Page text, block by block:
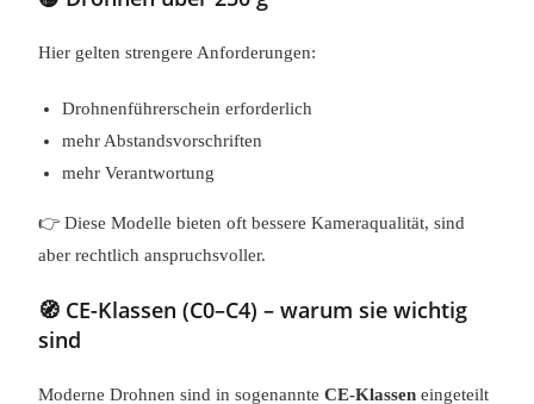
Hier gelten strengere Anforderungen:
Drohnenführerschein erforderlich
mehr Abstandsvorschriften
mehr Verantwortung
👉 Diese Modelle bieten oft bessere Kameraqualität, sind
aber rechtlich anspruchsvoller.
🧭 CE-Klassen (C0–C4) – warum sie wichtig
sind
Moderne Drohnen sind in sogenannteCE-Klassen eingeteilt